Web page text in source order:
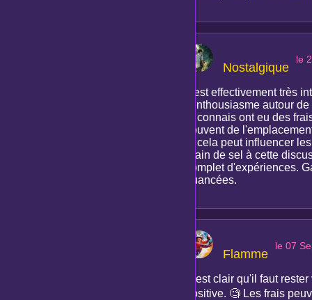
Nostalgique
le
Il est effectivement très
l'enthousiasme autour
je connais ont eu des
souvent de
et cela peut influencer
grain de sel à cette
complet d'expériences.
nuancées.
Flamme
le 07
C'est clair qu'il faut
positive. 🧐 Les frais